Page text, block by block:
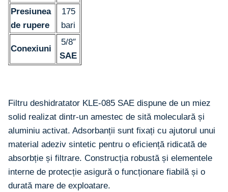
Presiunea
de rupere
175
bari
Conexiuni
5/8″
SAE
Filtru deshidratator KLE-085 SAE dispune de un miez
solid realizat dintr-un amestec de sită moleculară și
aluminiu activat. Adsorbanții sunt fixați cu ajutorul unui
material adeziv sintetic pentru o eficiență ridicată de
absorbție și filtrare. Construcția robustă și elementele
interne de protecție asigură o funcționare fiabilă și o
durată mare de exploatare.